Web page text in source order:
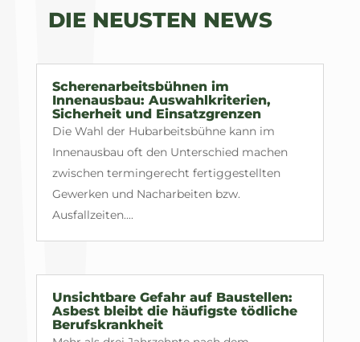
DIE NEUSTEN NEWS
Scherenarbeitsbühnen im
Innenausbau: Auswahlkriterien,
Sicherheit und Einsatzgrenzen
Die Wahl der Hubarbeitsbühne kann im
Innenausbau oft den Unterschied machen
zwischen termingerecht fertiggestellten
Gewerken und Nacharbeiten bzw.
Ausfallzeiten....
Unsichtbare Gefahr auf Baustellen:
Asbest bleibt die häufigste tödliche
Berufskrankheit